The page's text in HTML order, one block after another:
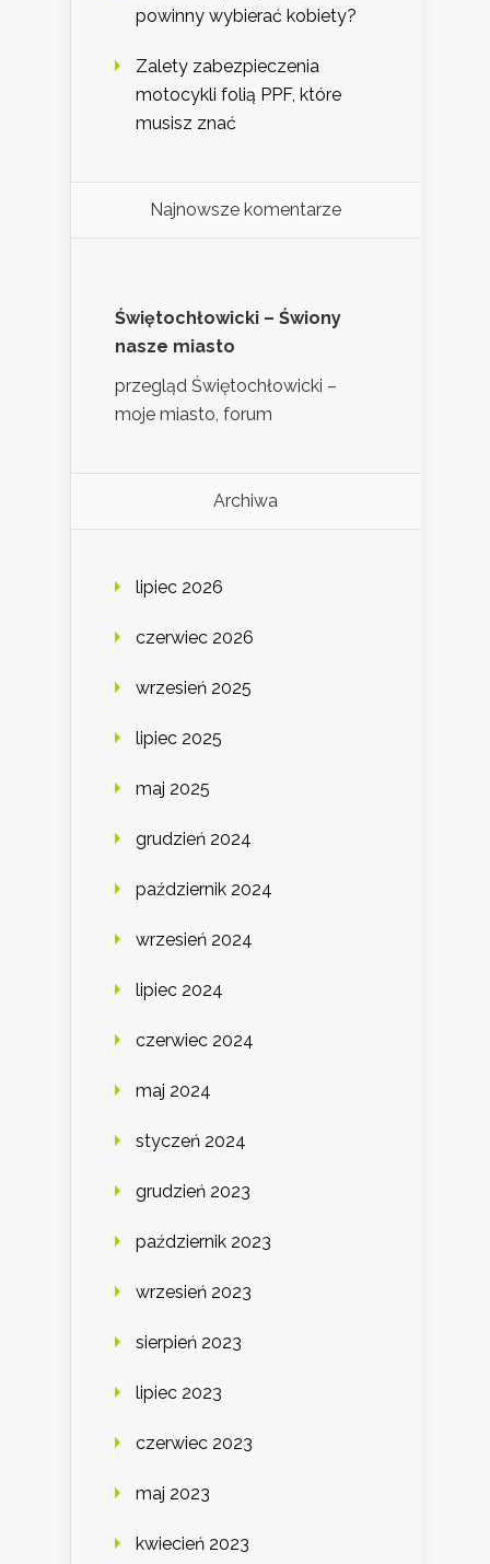
powinny wybierać kobiety?
Zalety zabezpieczenia
motocykli folią PPF, które
musisz znać
Najnowsze komentarze
Świętochłowicki – Świony
nasze miasto
przegląd Świętochłowicki –
moje miasto, forum
Archiwa
lipiec 2026
czerwiec 2026
wrzesień 2025
lipiec 2025
maj 2025
grudzień 2024
październik 2024
wrzesień 2024
lipiec 2024
czerwiec 2024
maj 2024
styczeń 2024
grudzień 2023
październik 2023
wrzesień 2023
sierpień 2023
lipiec 2023
czerwiec 2023
maj 2023
kwiecień 2023